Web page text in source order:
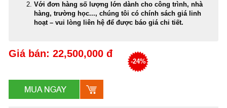
Với đơn hàng số lượng lớn dành cho công trình, nhà
hàng, trường học..., chúng tôi có chính sách giá linh
hoạt – vui lòng liên hệ để được báo giá chi tiết.
Giá bán: 22,500,000 đ
-24%